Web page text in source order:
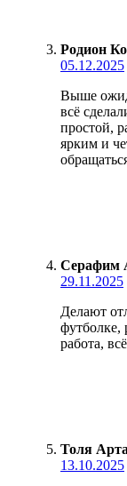
Родион
05.12.2025
Выше
всё
простой,
ярким и
Серафим
29.11.2025
Делают
футболке,
работа,
Толя
13.10.2025